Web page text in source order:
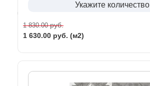
Укажите количество
1 830.00руб.
1 630.00 руб. (м2)